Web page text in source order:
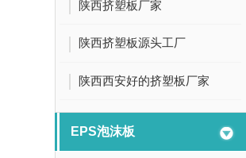
陕西挤塑板厂家
陕西挤塑板源头工厂
陕西西安好的挤塑板厂家
EPS泡沫板